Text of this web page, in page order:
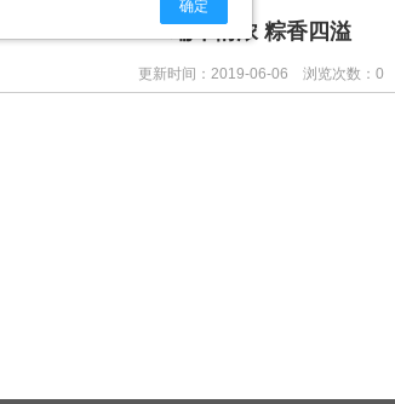
端午情浓 粽香四溢
更新时间：2019-06-06 浏览次数： 0
确定